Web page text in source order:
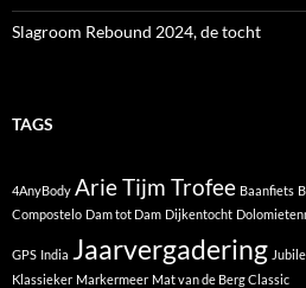
Slagroom Rebound 2024, de tocht
TAGS
4AnyBody Arie Tijm Trofee Baanfiets
Compostelo Dam tot Dam Dijkentocht
GPS India Jaarvergadering
Klassieker Markermeer Mat van de Berg Classic